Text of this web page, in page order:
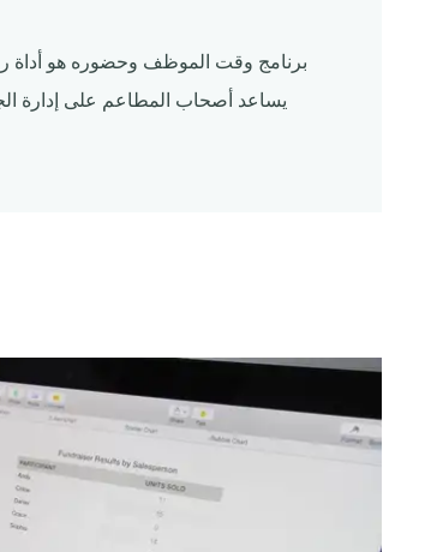
برنامج وقت الموظف وحضوره هو أداة
يساعد أصحاب المطاعم على إدارة